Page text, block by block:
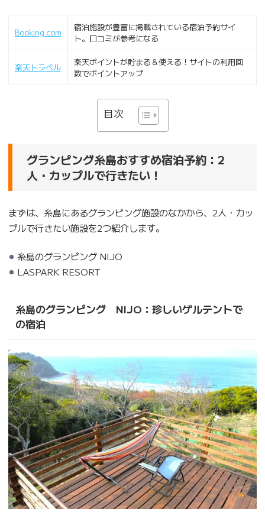
Booking.com
宿泊施設が豊富に掲載されている宿泊予約サイ
ト。口コミが参考になる
楽天トラベル
楽天ポイントが貯まる＆使える！サイトの利用回
数でポイントアップ
目次
グランピング糸島おすすめ宿泊予約：2
人・カップルで行きたい！
まずは、糸島にあるグランピング施設のなかから、2人・カッ
プルで行きたい施設を2つ紹介します。
糸島のグランピング NIJO
LASPARK RESORT
糸島のグランピング NIJO：珍しいゲルテントで
の宿泊